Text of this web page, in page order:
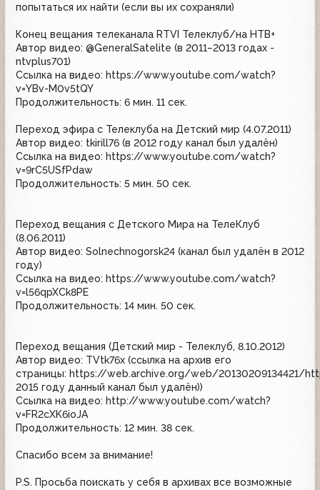
попытаться их найти (если вы их сохраняли)
Конец вещания телеканала RTVI Телеклуб/на НТВ+
Автор видео: @GeneralSatelite (в 2011–2013 годах -
ntvplus701)
Ссылка на видео: https://www.youtube.com/watch?
v=YBv-M0v5tQY
Продолжительность: 6 мин. 11 сек.
Переход эфира с Телеклуба на Детский мир (4.07.2011)
Автор видео: tkirill76 (в 2012 году канал был удалён)
Ссылка на видео: https://www.youtube.com/watch?
v=9rC5USfPdaw
Продолжительность: 5 мин. 50 сек.
Переход вещания с Детского Мира на ТелеКлуб
(8.06.2011)
Автор видео: Solnechnogorsk24 (канал был удалён в 2012
году)
Ссылка на видео: https://www.youtube.com/watch?
v=l56qpXCk8PE
Продолжительность: 14 мин. 50 сек.
Переход вещания (Детский мир - Телеклуб, 8.10.2012)
Автор видео: TVtk76x (ссылка на архив его
страницы: https://web.archive.org/web/20130209134421/
2015 году данный канал был удалён))
Ссылка на видео: http://www.youtube.com/watch?
v=FR2cXK6ioJA
Продолжительность: 12 мин. 38 сек.
Спасибо всем за внимание!
P.S. Просьба поискать у себя в архивах все возможные